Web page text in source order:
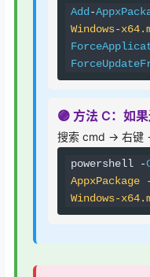
Add -
Windows-
🟣 方法 C：如
搜索 cmd → 右键
powershell -
Windows-